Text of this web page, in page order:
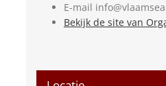
E-mail
Bekijk de site van